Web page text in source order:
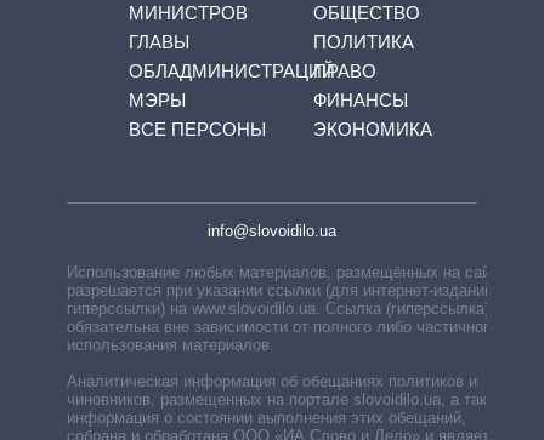
МИНИСТРОВ
ГЛАВЫ
ОБЛАДМИНИСТРАЦИЙ
МЭРЫ
ВСЕ ПЕРСОНЫ
ОБЩЕСТВО
ПОЛИТИКА
ПРАВО
ФИНАНСЫ
ЭКОНОМИКА
info@slovoidilo.ua
Использование любых материалов, размещённых на сайте,
разрешается при указании ссылки (для интернет-изданий —
гиперссылки) на www.slovoidilo.ua. Ссылка (гиперссылка)
обязательна вне зависимости от полного либо частичного
использования материалов.
Аналитическая информация об обещаниях политиков и
чиновников, размещенных на портале slovoidilo.ua, а также
информация о состоянии выполнения этих обещаний,
собрана и обработана ООО «ИА Слово и Дело» и является